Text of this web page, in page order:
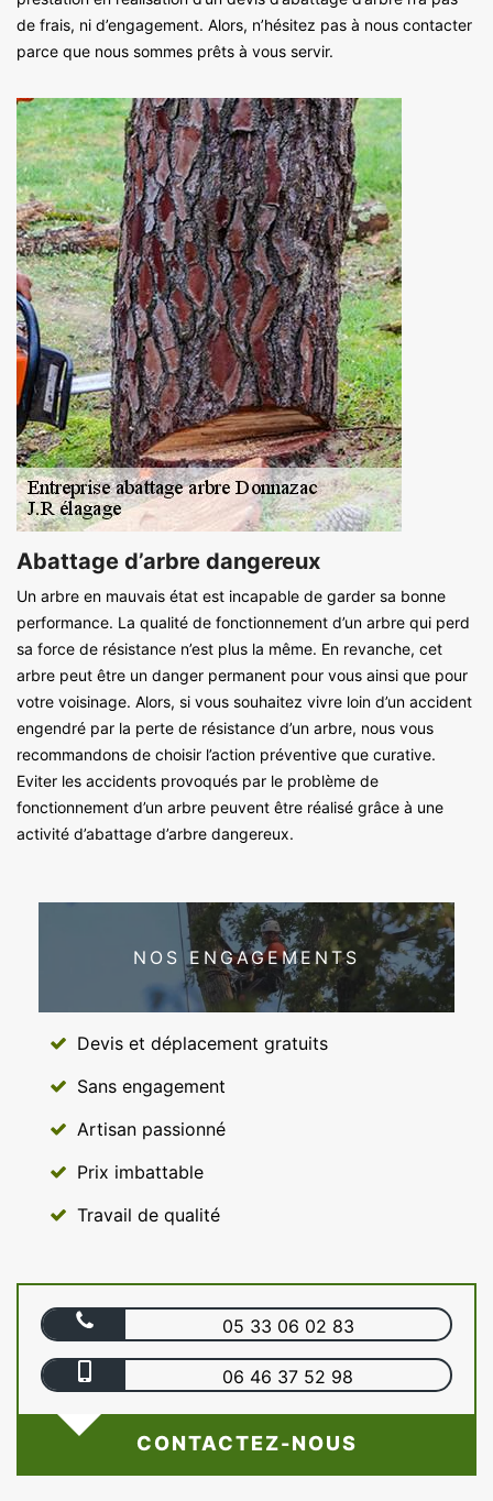
de frais, ni d’engagement. Alors, n’hésitez pas à nous contacter
parce que nous sommes prêts à vous servir.
Abattage d’arbre dangereux
Un arbre en mauvais état est incapable de garder sa bonne
performance. La qualité de fonctionnement d’un arbre qui perd
sa force de résistance n’est plus la même. En revanche, cet
arbre peut être un danger permanent pour vous ainsi que pour
votre voisinage. Alors, si vous souhaitez vivre loin d’un accident
engendré par la perte de résistance d’un arbre, nous vous
recommandons de choisir l’action préventive que curative.
Eviter les accidents provoqués par le problème de
fonctionnement d’un arbre peuvent être réalisé grâce à une
activité d’abattage d’arbre dangereux.
NOS ENGAGEMENTS
Devis et déplacement gratuits
Sans engagement
Artisan passionné
Prix imbattable
Travail de qualité
05 33 06 02 83
06 46 37 52 98
CONTACTEZ-NOUS